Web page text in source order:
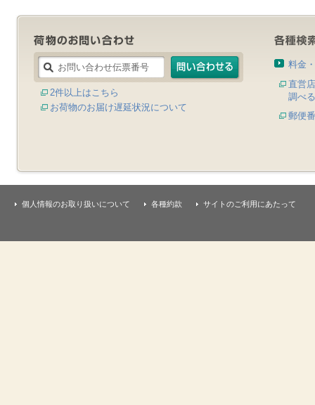
2件以上はこちら
お荷物のお届け遅延状況について
料金
直営
調べる
郵便
個人情報のお取り扱いについて 各種約款 サイトのご利用にあたって